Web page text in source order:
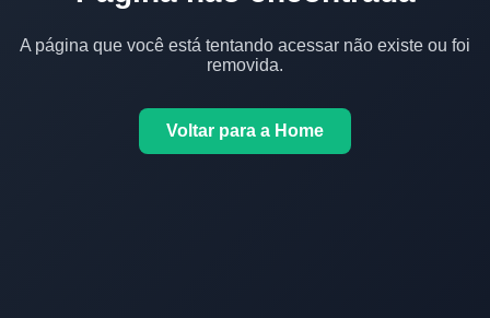
A página que você está tentando acessar não existe ou foi
removida.
Voltar para a Home